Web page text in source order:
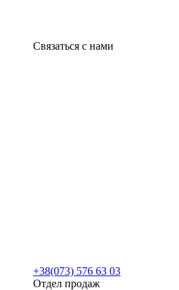
Связаться с нами
+38(073) 576 63 03
Отдел продаж